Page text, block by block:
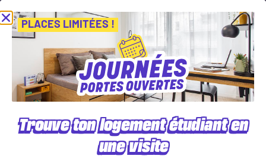
Journées Portes Ouvertes ! Inscris-toi vite ! PLACES LIMITÉES
Voir les créneaux
< Retour à l'accueil du blog
Pourquoi faire
du sport quand
on est étudiant
?
PLACES LIMITÉES !
Trouve ton logement étudiant en
une visite